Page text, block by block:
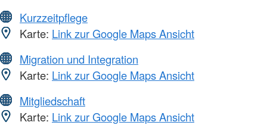
Kurzzeitpflege
Karte: Link zur Google Maps Ansicht
Migration und Integration
Karte: Link zur Google Maps Ansicht
Mitgliedschaft
Karte: Link zur Google Maps Ansicht